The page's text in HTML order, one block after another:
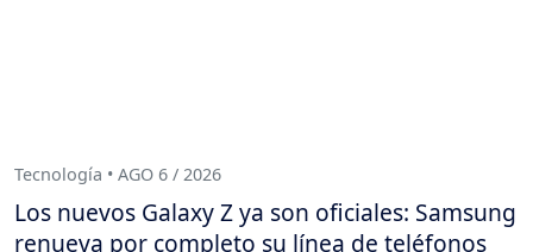
Tecnología • AGO 6 / 2026
Los nuevos Galaxy Z ya son oficiales: Samsung
renueva por completo su línea de teléfonos